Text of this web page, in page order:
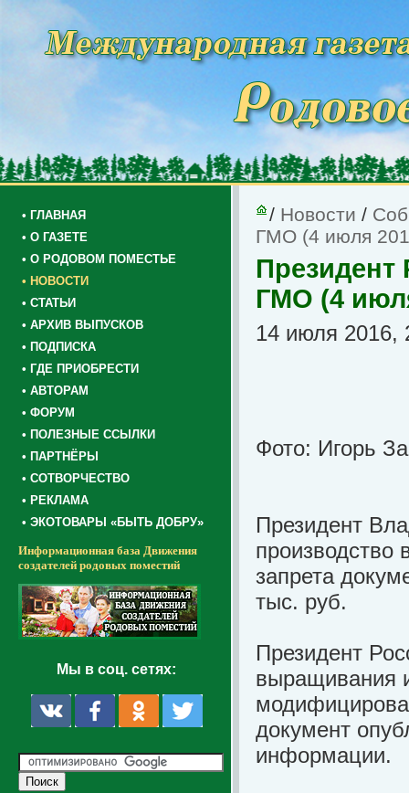
• ГЛАВНАЯ
• О ГАЗЕТЕ
• О РОДОВОМ ПОМЕСТЬЕ
• НОВОСТИ
• СТАТЬИ
• АРХИВ ВЫПУСКОВ
• ПОДПИСКА
• ГДЕ ПРИОБРЕСТИ
• АВТОРАМ
• ФОРУМ
• ПОЛЕЗНЫЕ ССЫЛКИ
• ПАРТНЁРЫ
• СОТВОРЧЕСТВО
• РЕКЛАМА
• ЭКОТОВАРЫ «БЫТЬ ДОБРУ»
Информационная база Движения
создателей родовых поместий
Мы в соц. сетях:
/ Новости /
ГМО (4 июля
Президент
ГМО (4
14 июля 2016,
Фото: Игорь
Президент
запрета
тыс. руб.
Президент
выращивания
документ
информации.